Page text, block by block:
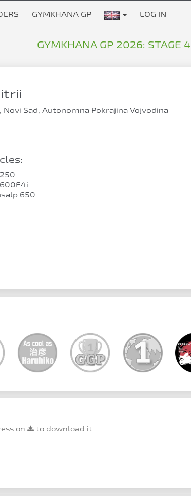
GYMKHANA GP LOG IN
GYMKHANA GP 2026: STAGE 4
Novi Sad, Autonomna Pokrajina Vojvodina
650
on to download it